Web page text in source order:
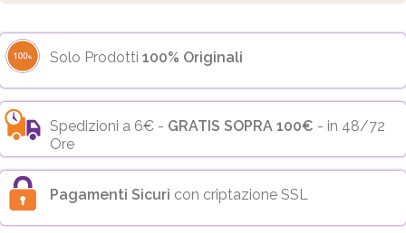
Solo Prodotti 100% Originali
Spedizioni a 6€ - GRATIS SOPRA 100€ - in 48/72
Ore
Pagamenti Sicuri con criptazione SSL